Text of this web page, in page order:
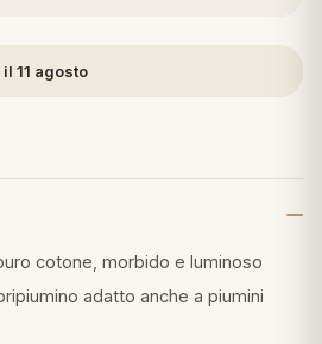
il 11 agosto
cotone, morbido e luminoso
adatto anche a piumini